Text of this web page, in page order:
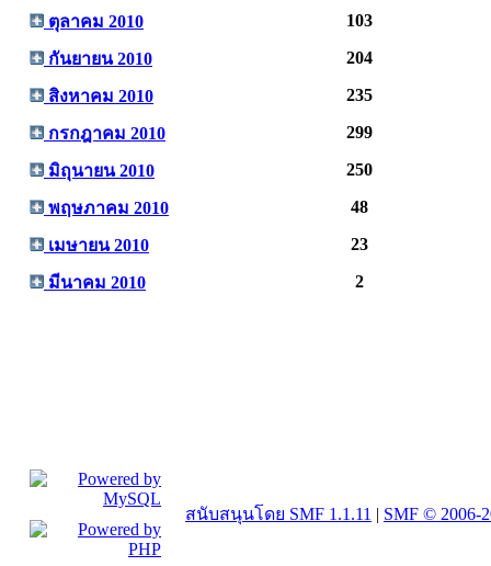
ตุลาคม 2010 103
กันยายน 2010 204
สิงหาคม 2010 235
กรกฎาคม 2010 299
มิถุนายน 2010 250
พฤษภาคม 2010 48
เมษายน 2010 23
มีนาคม 2010 2
สนับสนุนโดย SMF 1.1.11 | SMF © 2006-